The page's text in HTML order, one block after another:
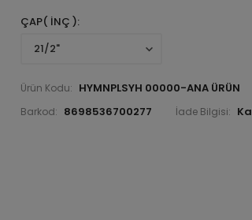
ÇAP( İNÇ )
Ürün Kodu: HYMNPLSYH 00000-ANA ÜRÜN
Barkod: 8698536700277 İade Bilgisi: